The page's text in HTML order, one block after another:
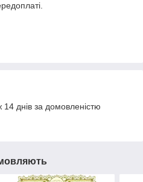
днів за домовленістю